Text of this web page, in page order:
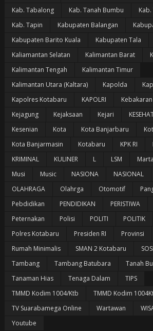
Kab. Tabalong
Kab. Tanah Bumbu
Kab. Tapin
Kabupaten Balangan
Kabupaten Barito Kuala
Kabupaten Tala
Kaliamantan Selatan
Kalimantan Barat
Kalimantan Tengah
Kalimantan Timur
Kalimantan Utara (Kaltara)
Kapolda
Kapolres Kotabaru
KAPOLRI Kebakaran
Kejagung
Kejaksaan Kejari
Kesenian
Kota Kota Banjarbaru
Kota Banjarmasin
Kotabaru KPK RI
KRIMINAL
KULINER L LSM
Musi
Music NASIONA NASIONAL
OLAHRAGA
Olahrga Otomotif
Pebdidikan
PENDIDIKAN PERISTIWA
Peternakan
Polisi POLITI POLITIK
Polres Kotabaru
Presiden RI Provinsi
Rumah Minimalis
SMAN 2 Kotabaru
Tambang
Tambang Batubara
Tanah
Tanaman Hias
Tenaga Dalam
TIPS
TMMD Kodim 1004/Ktb
TMMD Kodim
TV Suarabamega Online
Wartawan
Youtube